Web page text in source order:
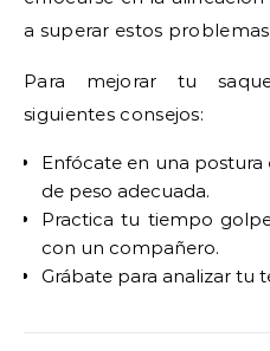
a superar estos
Para mejorar tu
siguientes consejos:
Enfócate en una postura
de peso adecuada.
Practica tu tiempo
con un compañero.
Grábate para analizar tu